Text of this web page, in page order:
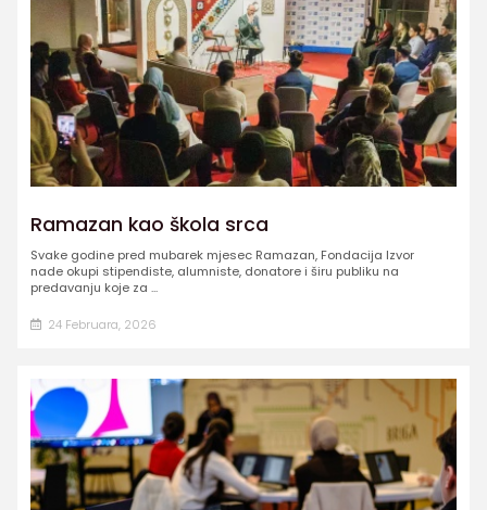
Ramazan kao škola srca
Svake godine pred mubarek mjesec Ramazan, Fondacija Izvor
nade okupi stipendiste, alumniste, donatore i širu publiku na
predavanju koje za ...
24 Februara, 2026